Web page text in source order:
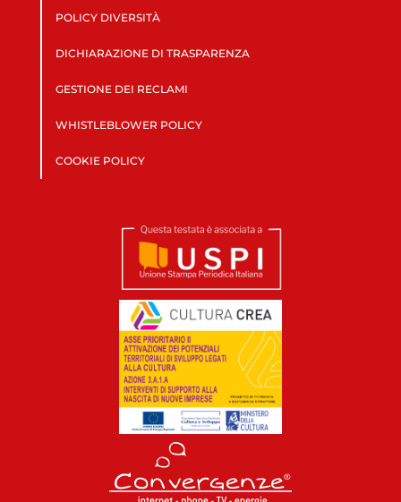
POLICY DIVERSITÀ
DICHIARAZIONE DI TRASPARENZA
GESTIONE DEI RECLAMI
WHISTLEBLOWER POLICY
COOKIE POLICY